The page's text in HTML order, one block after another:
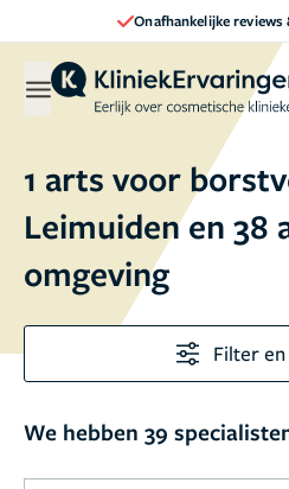
Direct een
1 arts voor
Leimuiden en 38
omgeving
Filter
We hebben 39